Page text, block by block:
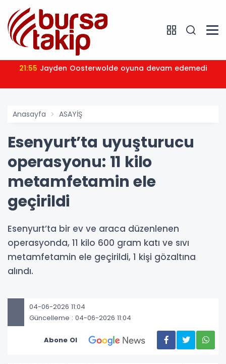
21:55 Jayden Oosterwolde oyuna devam edemedi
Anasayfa ASAYİŞ
Esenyurt’ta uyuşturucu
operasyonu: 11 kilo
metamfetamin ele
geçirildi
Esenyurt’ta bir ev ve araca düzenlenen
operasyonda, 11 kilo 600 gram katı ve sıvı
metamfetamin ele geçirildi, 1 kişi gözaltına
alındı.
04-06-2026 11:04
Güncelleme : 04-06-2026 11:04
Abone Ol